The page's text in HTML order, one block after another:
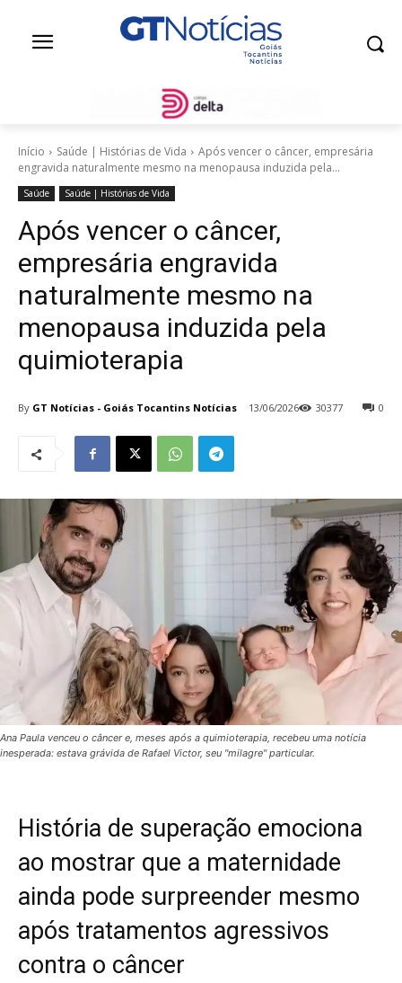
Início Saúde | Histórias de Vida
Após vencer o câncer, empresária
engravida naturalmente mesmo na menopausa induzida pela...
Saúde Saúde | Histórias de Vida
Após vencer o câncer,
empresária engravida
naturalmente mesmo na
menopausa induzida pela
quimioterapia
By GT Notícias - Goiás Tocantins Notícias 13/06/2026 0
30377
Ana Paula venceu o câncer e, meses após a quimioterapia, recebeu uma notícia
inesperada: estava grávida de Rafael Victor, seu "milagre" particular.
História de superação emociona
ao mostrar que a maternidade
ainda pode surpreender mesmo
após tratamentos agressivos
contra o câncer